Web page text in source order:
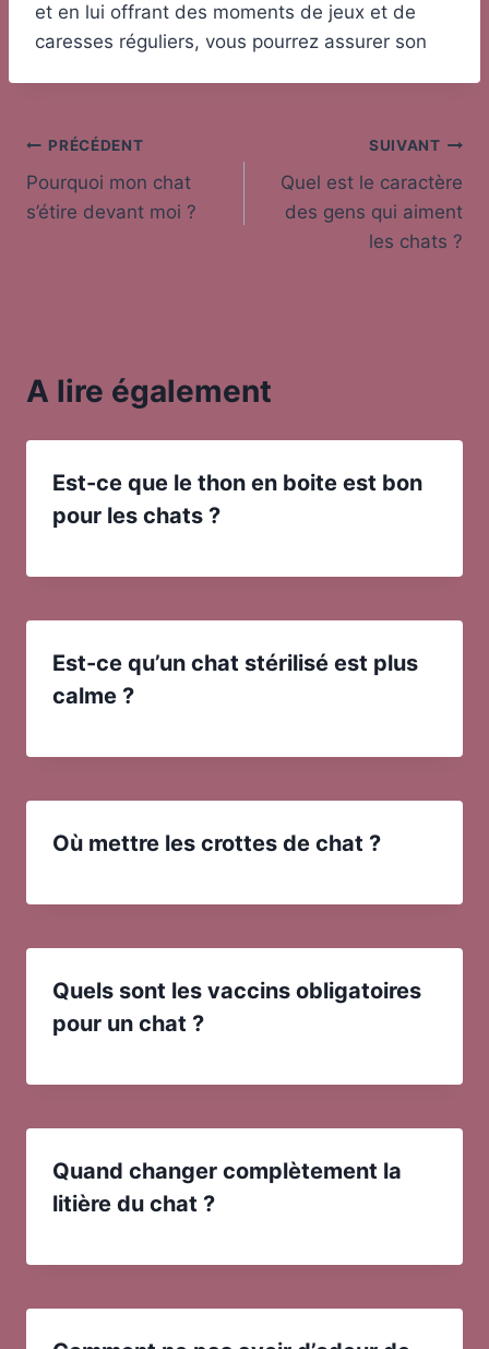
et en lui offrant des moments de jeux et de
caresses réguliers, vous pourrez assurer son
Navigation
de
PRÉCÉDENT
Pourquoi mon chat
s’étire devant moi ?
SUIVANT
Quel est le caractère
des gens qui aiment
les chats ?
A lire également
Est-ce que le thon en boite est bon
pour les chats ?
Est-ce qu’un chat stérilisé est plus
calme ?
Où mettre les crottes de chat ?
Quels sont les vaccins obligatoires
pour un chat ?
Quand changer complètement la
litière du chat ?